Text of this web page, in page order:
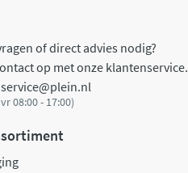
of direct advies nodig?
op met onze klantenservice.
08:00 - 17:00)